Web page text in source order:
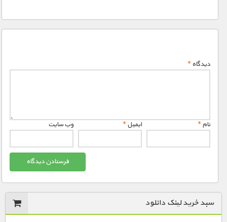
دیدگاه*
نام* ایمیل* وب‌ سایت
سبد خرید لینک دانلود